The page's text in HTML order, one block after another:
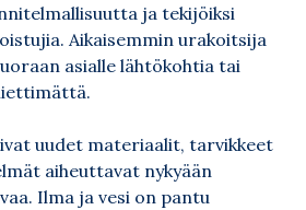
ja tekijöiksi
Aikaisemmin urakoitsija
asialle lähtökohtia tai
uudet materiaalit, tarvikkeet
aiheuttavat nykyään
Ilma ja vesi on pantu